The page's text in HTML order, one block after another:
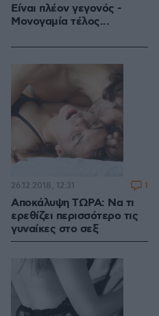
Είναι πλέον γεγονός -
Μονογαμία τέλος...
Αποκάλυψη ΤΩΡΑ: Να τι
ερεθίζει περισσότερο τις
γυναίκες στο σεξ
26.12.2018, 12:31 1